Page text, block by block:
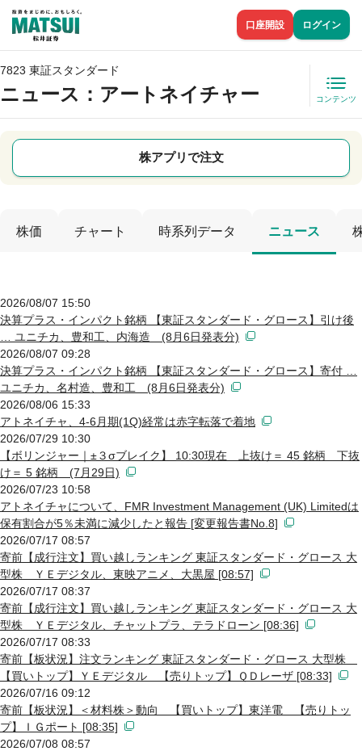
口座開設 ログイン
7823 東証スタンダード
ニュース ：アートネイチャー コンテンツ
株アプリで注文
株価 チャート 時系列データ ニュース
2026/08/07 15:50
決算プラス・インパクト銘柄 【東証スタンダード・グロース】引け後
… ユニチカ、豊和工、内海造 (8月6日発表分)
2026/08/07 09:28
決算プラス・インパクト銘柄 【東証スタンダード・グロース】寄付 …
ユニチカ、名村造、豊和工 (8月6日発表分)
2026/08/06 15:33
アトネイチャ、4-6月期(1Q)経常は赤字転落で着地
2026/07/29 10:30
【ボリンジャー｜±３σブレイク】 10:30現在 上抜け＝ 45 銘柄 下抜
け＝ 5 銘柄 (7月29日)
2026/07/23 10:58
アトネイチャについて、FMR Investment Management (UK) Limitedは
保有割合が5％未満に減少したと報告 [変更報告書No.8]
2026/07/17 08:57
寄前【成行注文】買い越しランキング 東証スタンダード・グロース 大
型株 ＹＥデジタル、東映アニメ、大黒屋 [08:57]
2026/07/17 08:37
寄前【成行注文】買い越しランキング 東証スタンダード・グロース 大
型株 ＹＥデジタル、チャットプラ、テラドローン [08:36]
2026/07/17 08:33
寄前【板状況】注文ランキング 東証スタンダード・グロース 大型株
【買いトップ】ＹＥデジタル 【売りトップ】ＱＤレーザ [08:33]
2026/07/16 09:12
寄前【板状況】＜材料株＞動向 【買いトップ】東洋電 【売りトッ
プ】ＩＧポート [08:35]
2026/07/08 08:57